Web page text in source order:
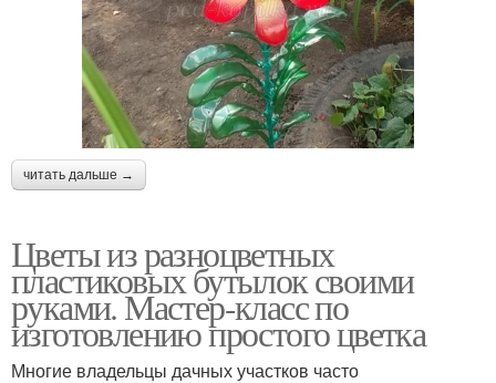
читать дальше →
Цветы из разноцветных
пластиковых бутылок своими
руками. Мастер-класс по
изготовлению простого цветка
Многие владельцы дачных участков часто